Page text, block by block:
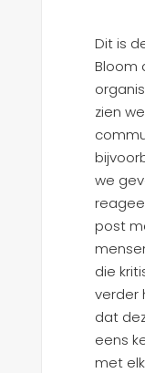
Dit is
Bloom
zien
we
post
die
verder
dat
eens
met